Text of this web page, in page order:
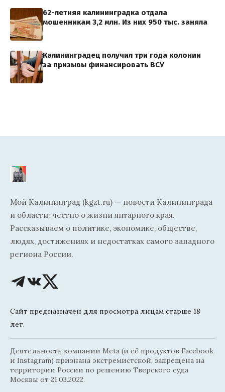
62-летняя калининградка отдала
мошенникам 3,2 млн. Из них 950 тыс. заняла
Калининградец получил три года колонии
за призывы финансировать ВСУ
Мой Калининград (kgzt.ru) — новости Калининграда
и области: честно о жизни янтарного края.
Рассказываем о политике, экономике, обществе,
людях, достижениях и недостатках самого западного
региона России.
Сайт предназначен для просмотра лицам старше 18
лет.
Деятельность компании Meta (и её продуктов Facebook
и Instagram) признана экстремистской, запрещена на
территории России по решению Тверского суда
Москвы от 21.03.2022.